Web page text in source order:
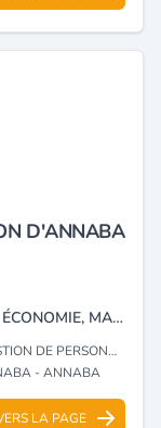
D'ANNABA
INSTITUT DE FORMATION EN GESTION, ÉCONOMIE, MARKETING, FINANCES POUR LES ENTREPRISE , ORGANISATION DES SÉMINAIRES ET FORMATION METIER, CONSEIL POUR LES ENTREPRISES EN GESTION, ÉTUDES DU MARCHE ET ÉLABORATION DE PLANS MARKETING.
DE PERSONNEL
- ANNABA
LA PAGE